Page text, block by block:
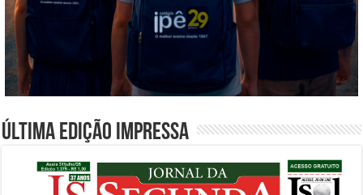
Última edição impressa